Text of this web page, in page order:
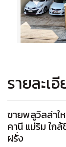
รายละเ
ขายพลูวิลล่าใ
คานี แม่ริม ใก
ฝรั่ง